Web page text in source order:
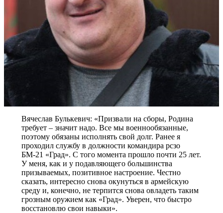
Вячеслав Булькевич: «Призвали на сборы, Родина
требует – значит надо. Все мы военнообязанные,
поэтому обязаны исполнять свой долг. Ранее я
проходил службу в должности командира рсзо
БМ-21 «Град». С того момента прошло почти 25 лет.
У меня, как и у подавляющего большинства
призываемых, позитивное настроение. Честно
сказать, интересно снова окунуться в армейскую
среду и, конечно, не терпится снова овладеть таким
грозным оружием как «Град». Уверен, что быстро
восстановлю свои навыки».